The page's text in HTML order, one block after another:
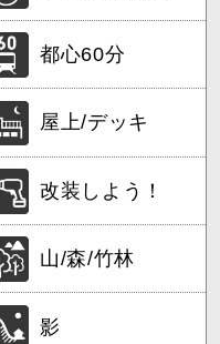
都心60分
屋上/デッキ
改装しよう！
山/森/竹林
影